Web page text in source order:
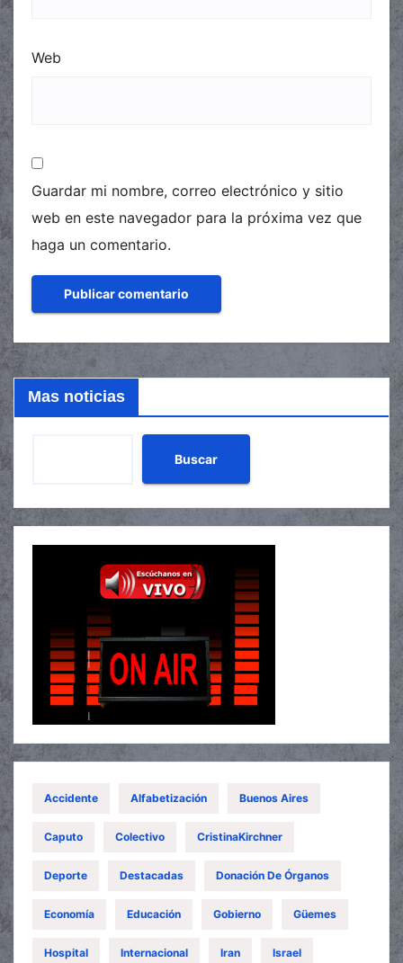
Web
Guardar mi nombre, correo electrónico y sitio
web en este navegador para la próxima vez que
haga un comentario.
Mas noticias
Buscar
Accidente Alfabetización Buenos Aires
Caputo Colectivo CristinaKirchner
Deporte Destacadas Donación De Órganos
Economía Educación Gobierno Güemes
Hospital Internacional Iran Israel